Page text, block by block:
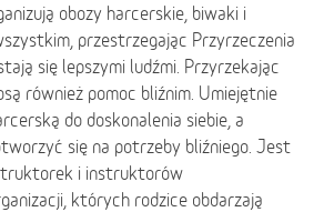
obozy harcerskie, biwaki i
przestrzegając Przyrzeczenia
się lepszymi ludźmi. Przyrzekając
również pomoc bliźnim. Umiejętnie
do doskonalenia siebie, a
się na potrzeby bliźniego. Jest
i instruktorów
których rodzice obdarzają